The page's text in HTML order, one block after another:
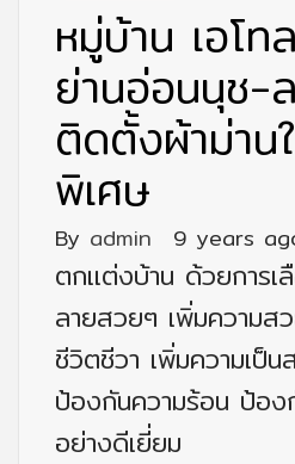
หมู่บ้าน เอโ
ย่านอ่อนนุช-
ติดตั้งผ้าม่าน
พิเศษ
By admin 9 years
ตกแต่งบ้าน ด้วยการเ
ลายสวยๆ เพิ่มความส
ชีวิตชีวา เพิ่มความเป็
ป้องกันความร้อน ป้อ
อย่างดีเยี่ยม